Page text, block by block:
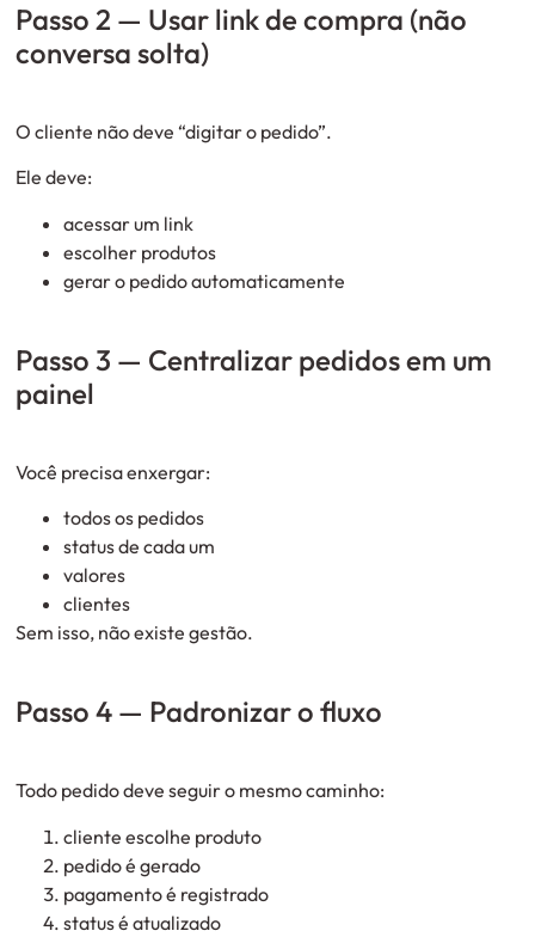
Passo 2 — Usar link de compra (não
conversa solta)
O cliente não deve “digitar o pedido”.
Ele deve:
acessar um link
escolher produtos
gerar o pedido automaticamente
Passo 3 — Centralizar pedidos em um
painel
Você precisa enxergar:
todos os pedidos
status de cada um
valores
clientes
Sem isso, não existe gestão.
Passo 4 — Padronizar o fluxo
Todo pedido deve seguir o mesmo caminho:
cliente escolhe produto
pedido é gerado
pagamento é registrado
status é atualizado